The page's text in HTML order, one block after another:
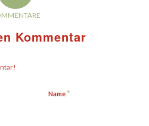
Kommentar
Name*